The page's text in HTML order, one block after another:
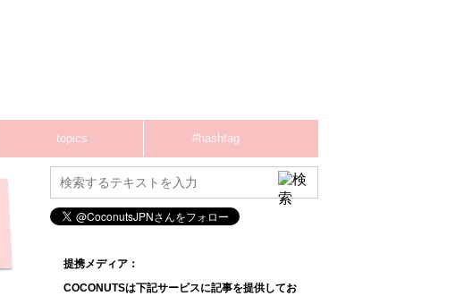
topics #hashtag
提携メディア：
COCONUTSは下記サービスに記事を提供してお